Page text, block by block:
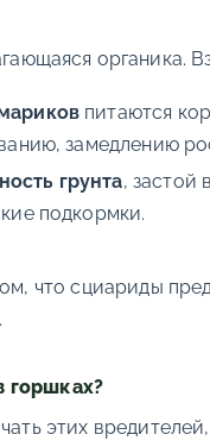
органика.
питаются
замедлению
грунта, застой
подкормки.
что сциариды
горшках?
этих